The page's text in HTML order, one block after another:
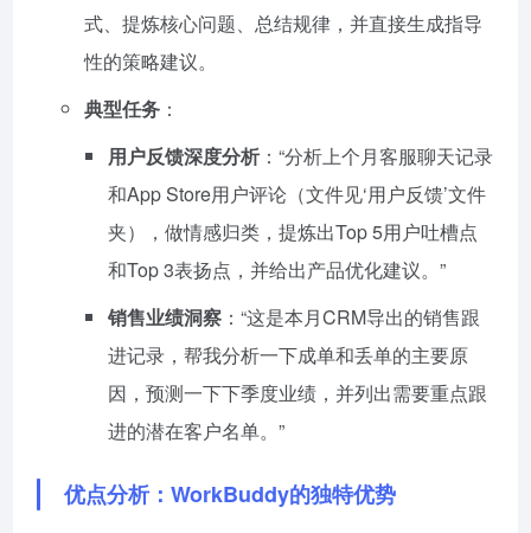
式、提炼核心问题、总结规律，并直接生成指导
性的策略建议。
典型任务 ：
用户反馈深度分析 ：“分析上个月客服聊天记录
和App Store用户评论（文件见‘用户反馈’文件
夹），做情感归类，提炼出Top 5用户吐槽点
和Top 3表扬点，并给出产品优化建议。”
销售业绩洞察 ：“这是本月CRM导出的销售跟
进记录，帮我分析一下成单和丢单的主要原
因，预测一下下季度业绩，并列出需要重点跟
进的潜在客户名单。”
优点分析：WorkBuddy的独特优势